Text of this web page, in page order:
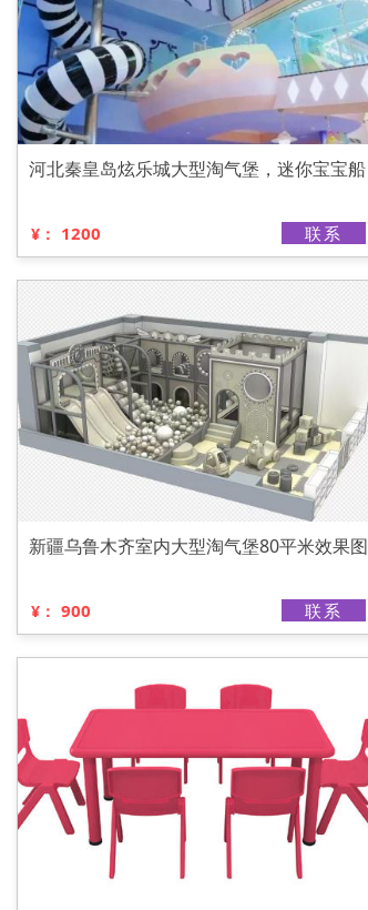
河北秦皇岛炫乐城大型淘气堡，迷你宝宝船
¥： 1200 联系
新疆乌鲁木齐室内大型淘气堡80平米效果图
¥： 900 联系